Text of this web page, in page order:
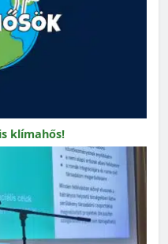
klímahős!